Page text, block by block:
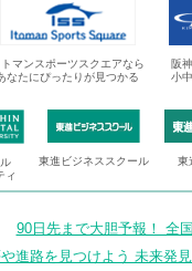
トマンスポーツスクエアなら
なたにぴったりが見つかる
阪
小
ィ
東進ビジネススクール 東
90日先まで大胆予報！ 全
進路を見つけよう 未来発